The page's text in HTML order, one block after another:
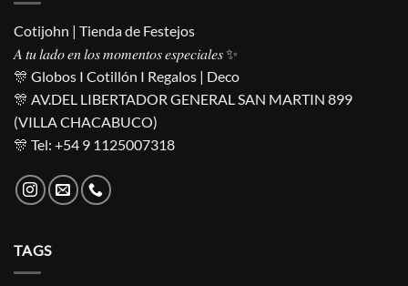
Cotijohn | Tienda de Festejos
𝐴 𝑡𝑢 𝑙𝑎𝑑𝑜 𝑒𝑛 𝑙𝑜𝑠 𝑚𝑜𝑚𝑒𝑛𝑡𝑜𝑠 𝑒𝑠𝑝𝑒𝑐𝑖𝑎𝑙𝑒𝑠 ✨
🎊 Globos I Cotillón I Regalos | Deco
🎊 AV.DEL LIBERTADOR GENERAL SAN MARTIN 899
(VILLA CHACABUCO)
🎊 Tel: +54 9 1125007318
TAGS